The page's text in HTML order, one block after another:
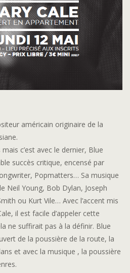
américain originaire de la
c’est avec le dernier, Blue
succès critique, encensé par
Popmatters… Sa musique
Neil Young, Bob Dylan, Joseph
ou Kurt Vile… Avec l’accent mis
il est facile d’appeler cette
ne suffirait pas à la définir. Blue
de la poussière de la route, la
et avec la musique , la poussière